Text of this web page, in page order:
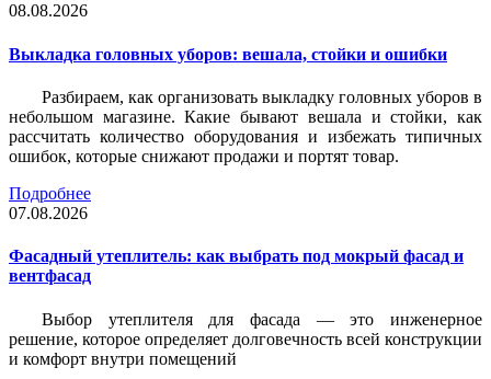
08.08.2026
Выкладка головных уборов: вешала, стойки и ошибки
Разбираем, как организовать выкладку головных уборов в
небольшом магазине. Какие бывают вешала и стойки, как
рассчитать количество оборудования и избежать типичных
ошибок, которые снижают продажи и портят товар.
Подробнее
07.08.2026
Фасадный утеплитель: как выбрать под мокрый фасад и
вентфасад
Выбор утеплителя для фасада — это инженерное
решение, которое определяет долговечность всей конструкции
и комфорт внутри помещений